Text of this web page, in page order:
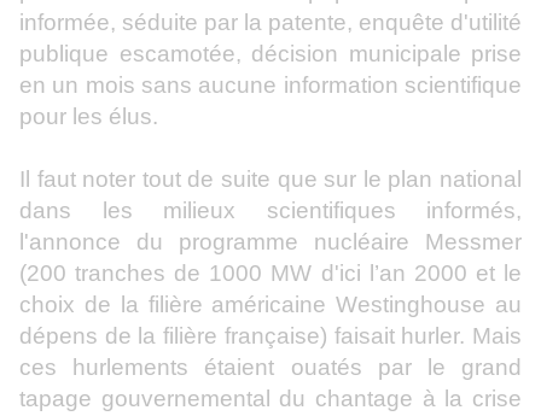
informée, séduite par la patente, enquête d'utilité
publique escamotée, décision municipale prise
en un mois sans aucune information scientifique
pour les élus.
Il faut noter tout de suite que sur le plan national
dans les milieux scientifiques informés,
l'annonce du programme nucléaire Messmer
(200 tranches de 1000 MW d'ici l’an 2000 et le
choix de la filière américaine Westinghouse au
dépens de la filière française) faisait hurler. Mais
ces hurlements étaient ouatés par le grand
tapage gouvernemental du chantage à la crise